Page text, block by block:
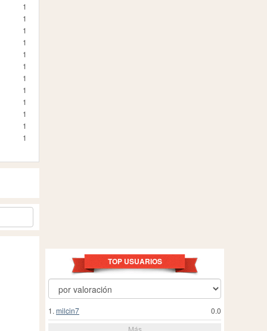
1
1
1
1
1
1
1
1
1
1
1
1
TOP USUARIOS
0.0
1. milcin7
Más